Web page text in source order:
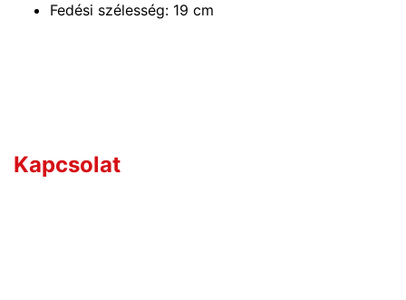
Fedési szélesség: 19 cm
Kapcsolat